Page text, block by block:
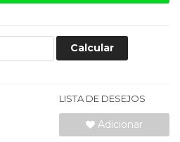
Calcular
LISTA DE DESEJOS
Adicionar